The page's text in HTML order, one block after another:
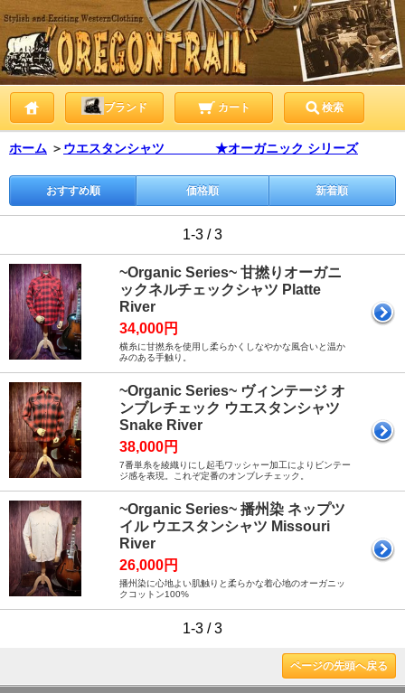
ブランド カート 検索
ホーム ＞ ウエスタンシャツ ★オーガニック シリーズ
おすすめ順 価格順 新着順
1-3 / 3
~Organic Series~ 甘撚りオーガニ
ックネルチェックシャツ Platte
River
34,000円
横糸に甘撚糸を使用し柔らかくしなやかな風合いと温か
みのある手触り。
~Organic Series~ ヴィンテージ オ
ンブレチェック ウエスタンシャツ
Snake River
38,000円
7番単糸を綾織りにし起毛ワッシャー加工によりビンテー
ジ感を表現。これぞ定番のオンブレチェック。
~Organic Series~ 播州染 ネップツ
イル ウエスタンシャツ Missouri
River
26,000円
播州染に心地よい肌触りと柔らかな着心地のオーガニッ
クコットン100%
1-3 / 3
ページの先頭へ戻る